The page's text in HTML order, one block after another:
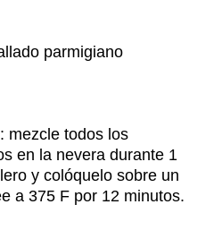
parmigiano
mezcle todos los
en la nevera durante 1
y colóquelo sobre un
a 375 F por 12 minutos.